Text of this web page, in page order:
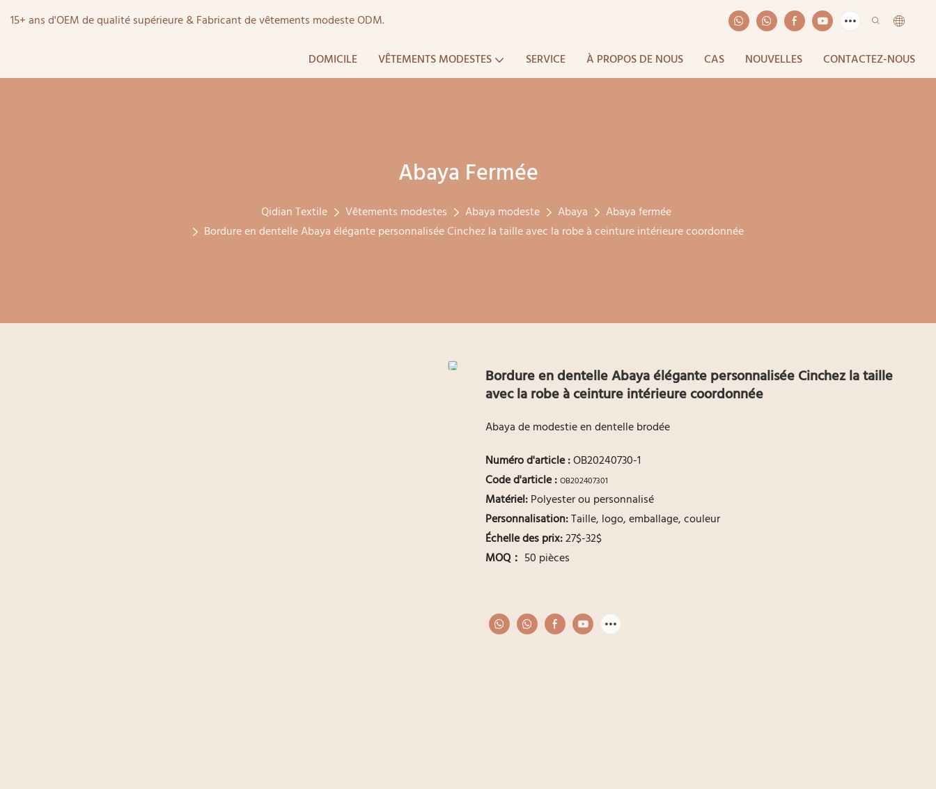
15+ ans d'OEM de qualité supérieure & Fabricant de vêtements modeste ODM.
DOMICILE VÊTEMENTS MODESTES SERVICE À PROPOS DE NOUS CAS NOUVELLES CONTACTEZ-NOUS
Abaya Fermée
Qidian Textile Vêtements modestes Abaya modeste Abaya
Abaya fermée
Bordure en dentelle Abaya élégante personnalisée Cinchez la taille avec la robe à ceinture intérieure coordonnée
Bordure en dentelle Abaya élégante personnalisée Cinchez la taille
avec la robe à ceinture intérieure coordonnée
Abaya de modestie en dentelle brodée
Numéro d'article:OB20240730-1
Code d'article : OB202407301
Matériel:Polyester ou personnalisé
Personnalisation:Taille, logo, emballage, couleur
Échelle des prix:27$-32$
MOQ： 50 pièces